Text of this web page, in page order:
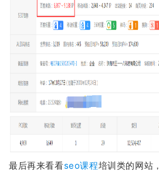
最后再来看看seo课程培训类的网站，